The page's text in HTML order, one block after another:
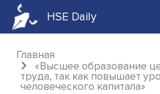
HSE Daily
Главная
«Высшее
труда, так как